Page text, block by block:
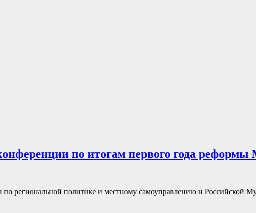
по итогам первого года
по региональной политике и местному самоуправлению и Российской